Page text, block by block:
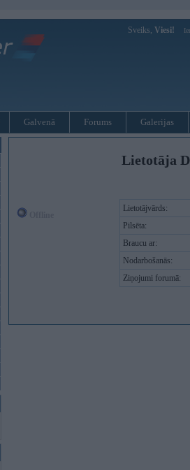
Sveiks, Viesi!
Galvenā Forums Galerijas
Lietotāja
Lietotājvārds:
Pilsēta:
Braucu ar:
Nodarbošanās:
Ziņojumi forumā: